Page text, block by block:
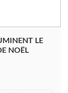
LE
NOËL